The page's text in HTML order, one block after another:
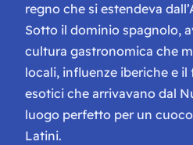
regno che si estendeva
Sotto il dominio spagnolo,
cultura gastronomica che
locali, influenze iberiche e
esotici che arrivavano dal
luogo perfetto per un
Latini.